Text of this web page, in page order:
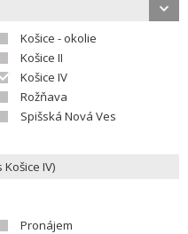
Košice - okolie
Košice II
Košice IV
Rožňava
Spišská Nová Ves
Pronájem